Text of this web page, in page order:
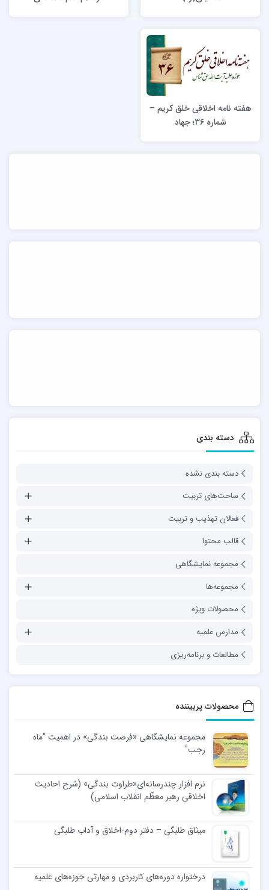
هفته نامه اخلاقی خلق کریم –
شماره 36؛ جهاد‎
دسته بندی
دسته بندی نشده
ساحت‌های تربیت
فعالان تهذیب و تربیت
قالب محتوا
مجموعه نمایشگاهی
مجموعه‌ها
محصولات ویژه
مدارس علمیه
مطالعات و برنامه‌ریزی
محصولات پربیننده
مجموعه نمایشگاهی «فرصت بندگی» در اهمیت “ماه
رجب”
نرم افزار چندرسانه‌ای«طراوت بندگی» (شرح احادیث
اخلاقی رهبر معظّم انقلاب اسلامی)
میثاق طلبگی – دفتر دوم-اخلاق و آداب طلبگی
درختواره دوره‌های کاربردی و مهارتی حوزه‌های علمیه